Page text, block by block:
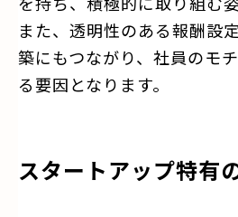
また、透明性のある報酬設
築にもつながり、社員のモ
る要因となります。
スタートアップ特有